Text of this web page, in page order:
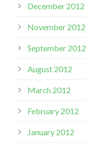
December 2012
November 2012
September 2012
August 2012
March 2012
February 2012
January 2012